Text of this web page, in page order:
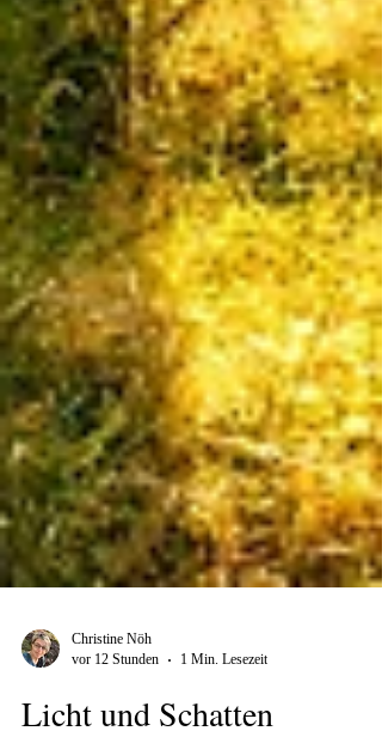
Christine Nöh
vor 12 Stunden
1 Min. Lesezeit